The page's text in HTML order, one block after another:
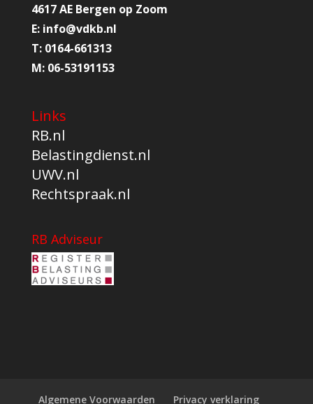
4617 AE Bergen op Zoom
E: info@vdkb.nl
T: 0164-661313
M: 06-53191153
Links
RB.nl
Belastingdienst.nl
UWV.nl
Rechtspraak.nl
RB Adviseur
Algemene Voorwaarden Privacy verklaring